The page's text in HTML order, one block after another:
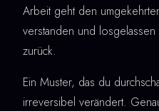
Arbeit geht den
verstanden und
zurück.
Ein Muster, das du
irreversibel verändert.